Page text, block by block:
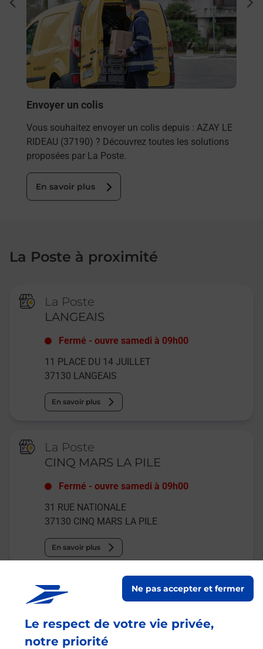
Le respect de votre vie privée,
notre priorité
Ne pas accepter et fermer
Envoyer un colis
Vous souhaitez envoyer un colis depuis : AZAY LE
RIDEAU (37190) ? Découvrez toutes les solutions
proposées par La Poste.
En savoir plus
La Poste à proximité
La Poste
LANGEAIS
Fermé -ouvre samedi à 09h00
11 PLACE DU 14 JUILLET
37130 LANGEAIS
En savoir plus
La Poste
CINQ MARS LA PILE
Fermé -ouvre samedi à 09h00
31 RUE NATIONALE
37130 CINQ MARS LA PILE
En savoir plus
Malin !
La Poste
en ligne